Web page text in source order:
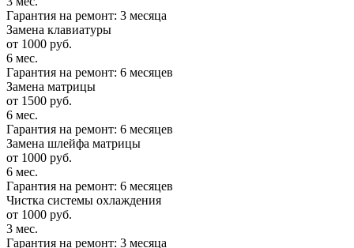
Гарантия на ремонт: 3 месяца
Замена клавиатуры
от 1000 руб.
6 мес.
Гарантия на ремонт: 6 месяцев
Замена матрицы
от 1500 руб.
6 мес.
Гарантия на ремонт: 6 месяцев
Замена шлейфа матрицы
от 1000 руб.
6 мес.
Гарантия на ремонт: 6 месяцев
Чистка системы охлаждения
от 1000 руб.
3 мес.
Гарантия на ремонт: 3 месяца